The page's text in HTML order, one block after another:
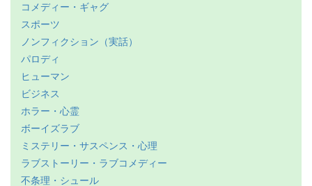
コメディー・ギャグ
スポーツ
ノンフィクション（実話）
パロディ
ヒューマン
ビジネス
ホラー・心霊
ボーイズラブ
ミステリー・サスペンス・心理
ラブストーリー・ラブコメディー
不条理・シュール